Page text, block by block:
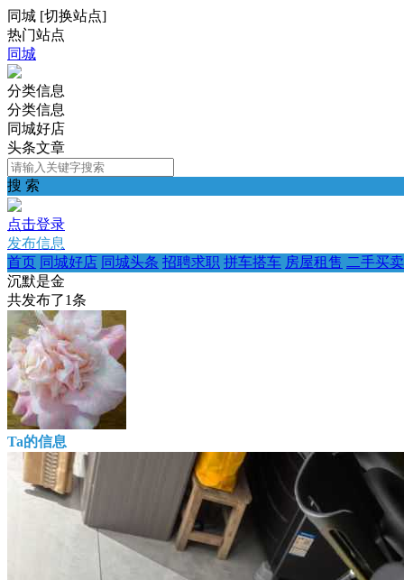
同城 [切换站点]
热门站点
同城
分类信息
分类信息
同城好店
头条文章
搜 索
点击登录
发布信息
首页 同城好店 同城头条 招聘求职 拼车搭车 房屋租售 二手买卖
沉默是金
共发布了1条
Ta的信息